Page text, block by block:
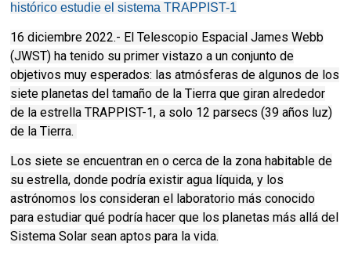
histórico estudie el sistema TRAPPIST-1
16 diciembre 2022.- El Telescopio Espacial James Webb
(JWST) ha tenido su primer vistazo a un conjunto de
objetivos muy esperados: las atmósferas de algunos de los
siete planetas del tamaño de la Tierra que giran alrededor
de la estrella TRAPPIST-1, a solo 12 parsecs (39 años luz)
de la Tierra.
Los siete se encuentran en o cerca de la zona habitable de
su estrella, donde podría existir agua líquida, y los
astrónomos los consideran el laboratorio más conocido
para estudiar qué podría hacer que los planetas más allá del
Sistema Solar sean aptos para la vida.